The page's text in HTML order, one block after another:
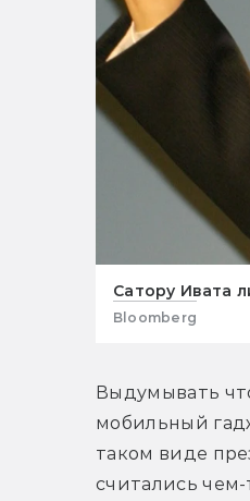
Сатору Ивата
Bloomberg
Выдумывать
мобильный
таком виде
считались